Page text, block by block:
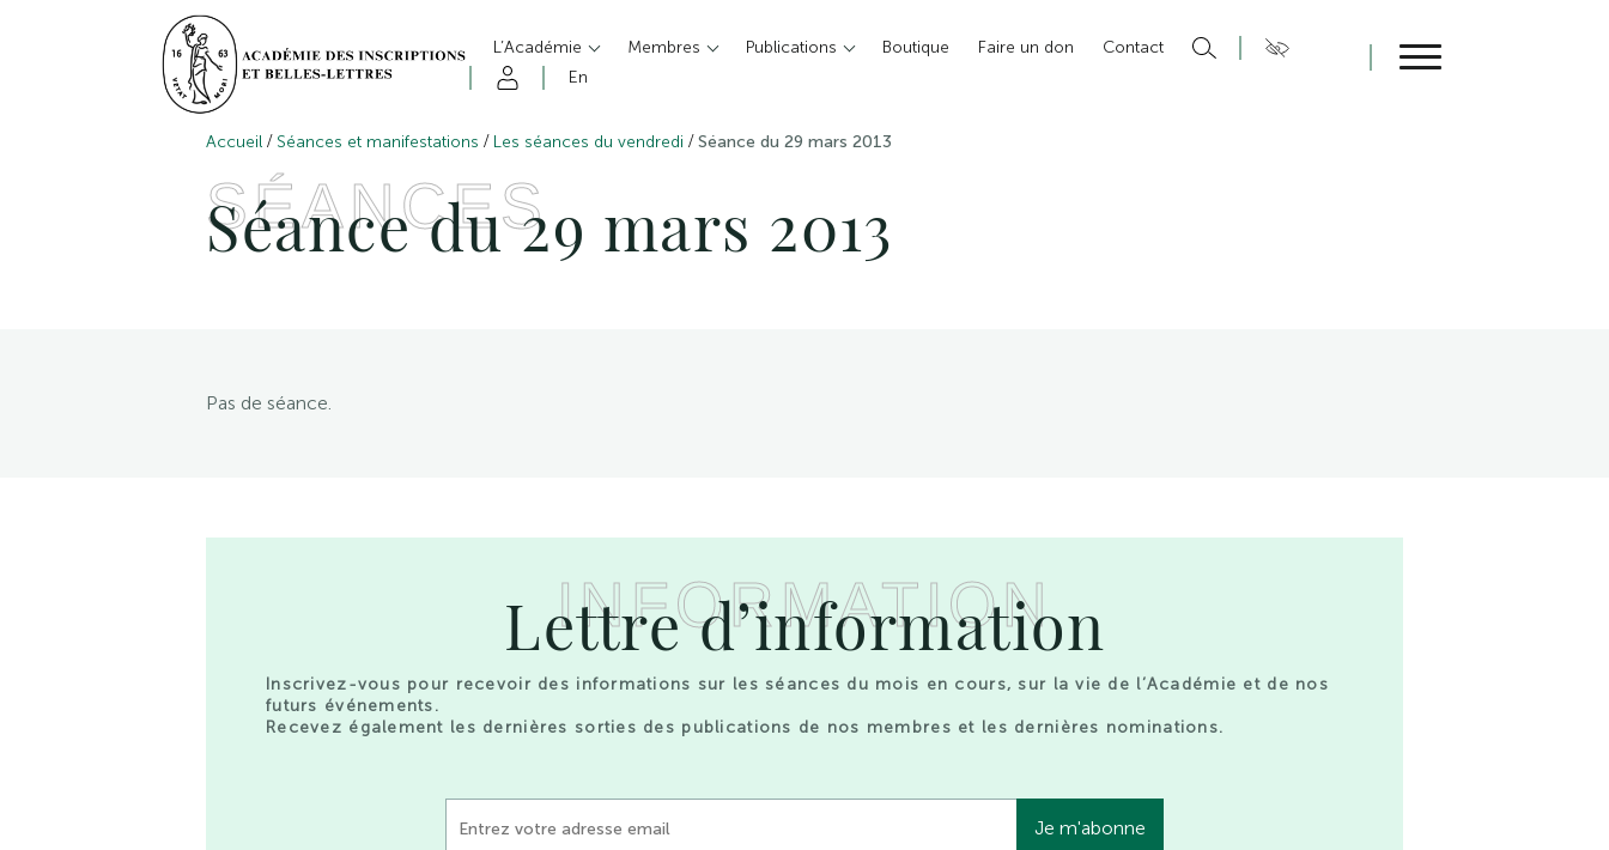
L’Académie Membres Publications Boutique Faire un don
Contact
En
Accueil / Séances et manifestations / Les séances du vendredi /Séance du 29 mars 2013
SÉANCES
Séance du 29 mars 2013
Pas de séance.
INFORMATION
Lettre d’information
Inscrivez-vous pour recevoir des informations sur les séances du mois en cours, sur la vie de l’Académie et de nos
futurs événements.
Recevez également les dernières sorties des publications de nos membres et les dernières nominations.